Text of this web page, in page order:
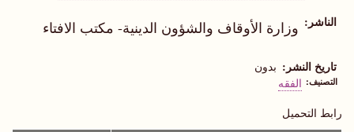
الناشر وزارة الأوقاف والشؤون الدينية- مكتب الافتاء
تاريخ النشر بدون
التصنيف الفقه
رابط التحميل